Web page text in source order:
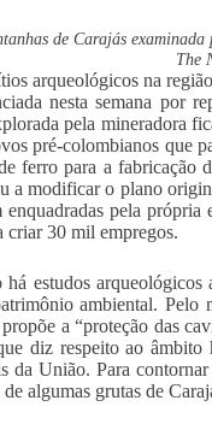
de Carajás
The
arqueológicos na
nesta semana por
pela mineradora
pré-colombianos que
ferro para a fabricação
a modificar o plano
pela
criar 30 mil empregos.
estudos
ambiental.
a “proteção das
diz respeito ao
da União. Para
algumas grutas de